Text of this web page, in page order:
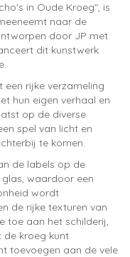
in Oude Kroeg", is
naar de
door JP met
dit kunstwerk
een rijke verzameling
hun eigen verhaal en
op de diverse
spel van licht en
te komen.
de labels op de
waardoor een
wordt
de rijke texturen van
toe aan het schilderij,
kroeg kunt
toevoegen aan de vele